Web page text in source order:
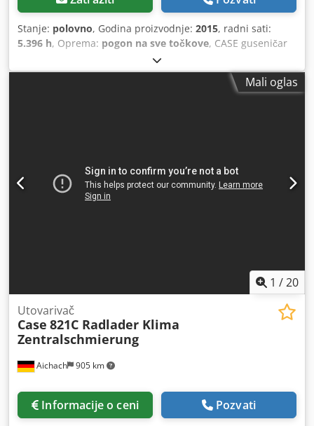
Stanje: polovno, Godina proizvodnje: 2015, radni sati:
5.396 h, Oprema: pogon na sve točkove, CASE guseničar
Tip: 1650M Prazna masa: 19.200 kg Snaga: 122 kW Radnih
sati: 5.396 Oprema: - Grejanje sedišta Csdpfx Amozhyrms
Asha - Klima uređaj - Radio - Zadnji ripper sa 3 zuba -Mali oglas
1 /20
Aichach 905 km
Utovarivač
Case 821C Radlader Klima
Zentralschmierung
Informacije o ceni Pozvati